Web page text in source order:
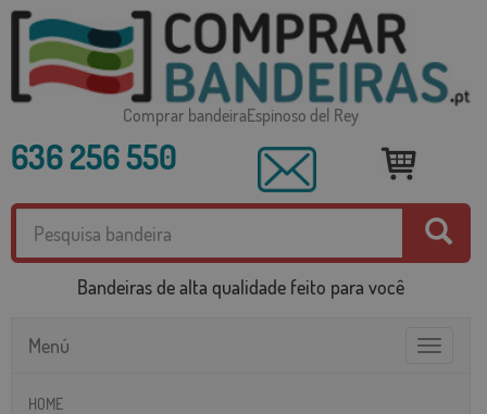
Comprar bandeiraEspinoso del Rey
636 256 550
Bandeiras de alta qualidade feito para você
Toggle
Menú
HOME